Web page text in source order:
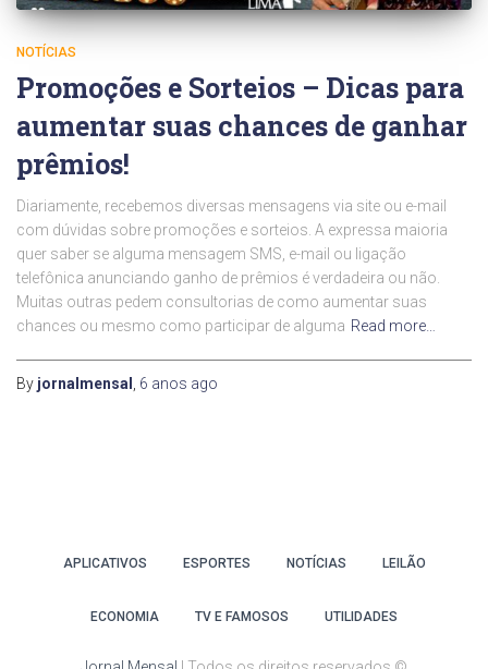
NOTÍCIAS
Promoções e Sorteios – Dicas para
aumentar suas chances de ganhar
prêmios!
Diariamente, recebemos diversas mensagens via site ou e-mail
com dúvidas sobre promoções e sorteios. A expressa maioria
quer saber se alguma mensagem SMS, e-mail ou ligação
telefônica anunciando ganho de prêmios é verdadeira ou não.
Muitas outras pedem consultorias de como aumentar suas
chances ou mesmo como participar de alguma Read more…
By jornalmensal 6 anos ago
APLICATIVOS ESPORTES NOTÍCIAS LEILÃO
ECONOMIA TV E FAMOSOS UTILIDADES